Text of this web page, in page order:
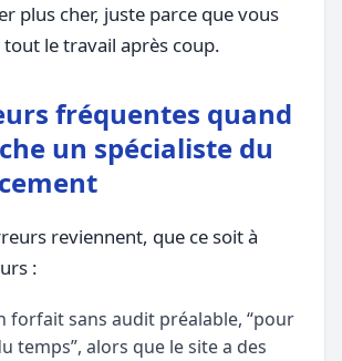
plus cher, juste parce que vous
le travail après coup.
fréquentes quand
un spécialiste du
reviennent, que ce soit à
:
forfait sans audit préalable, “pour
temps”, alors que le site a des